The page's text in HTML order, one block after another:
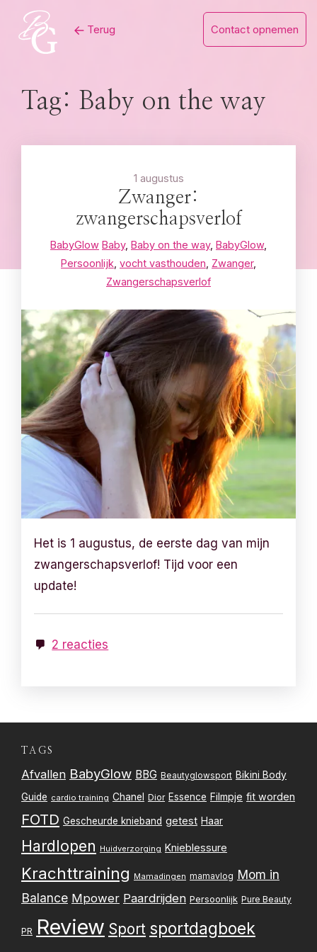
content
Terug Contact opnemen
Tag: Baby on the way
1 augustus
Zwanger:
zwangerschapsverlof
BabyGlow Baby, Baby on the way, BabyGlow,
Persoonlijk vocht vasthouden Zwanger,
Zwangerschapsverlof
Het is 1 augustus, de eerste dag van mijn
zwangerschapsverlof! Tijd voor een
update!
2 reacties
TAGS
Afvallen BabyGlow BBG Beautyglowsport Bikini Body
Guide cardio training Chanel Dior Essence Filmpje fit worden
FOTD Gescheurde knieband getest Haar
Hardlopen Huidverzorging Knieblessure
Krachttraining Mamadingen mamavlog Mom in
Balance Mpower Paardrijden Persoonlijk Pure Beauty
PR Review Sport sportdagboek